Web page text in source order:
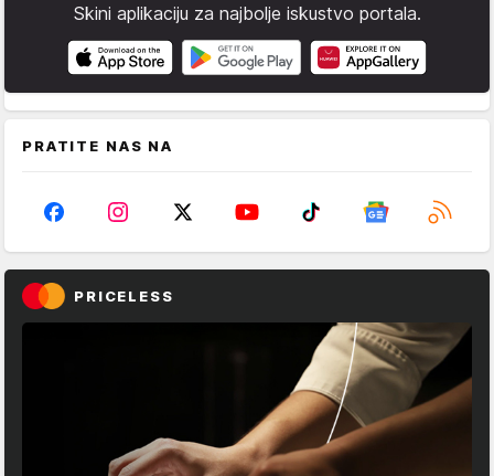
Skini aplikaciju za najbolje iskustvo portala.
PRATITE NAS NA
PRICELESS